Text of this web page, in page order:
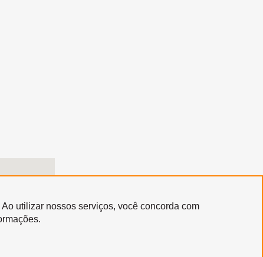
utilizar nossos serviços, você concorda com